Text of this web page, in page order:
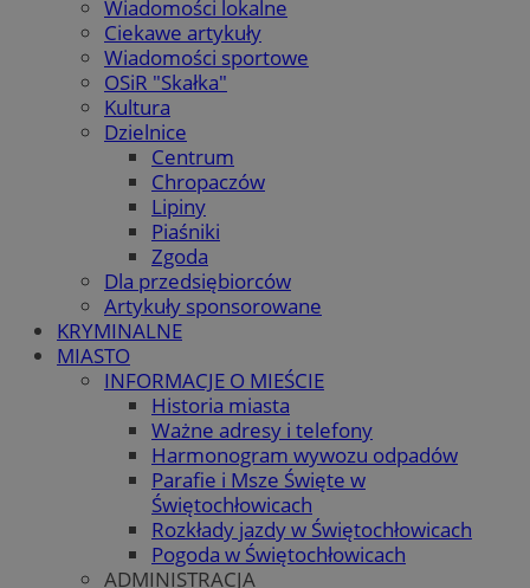
Wiadomości lokalne
Ciekawe artykuły
Wiadomości sportowe
OSiR "Skałka"
Kultura
Dzielnice
Centrum
Chropaczów
Lipiny
Piaśniki
Zgoda
Dla przedsiębiorców
Artykuły sponsorowane
KRYMINALNE
MIASTO
INFORMACJE O MIEŚCIE
Historia miasta
Ważne adresy i telefony
Harmonogram wywozu odpadów
Parafie i Msze Święte w
Świętochłowicach
Rozkłady jazdy w Świętochłowicach
Pogoda w Świętochłowicach
ADMINISTRACJA